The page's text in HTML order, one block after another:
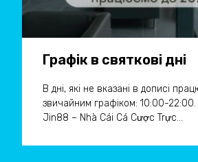
Графік в святкові дні
В дні, які не вказані в дописі
звичайним графіком: 10:00-
Jin88 – Nhà Cái Cá Cược Trực...